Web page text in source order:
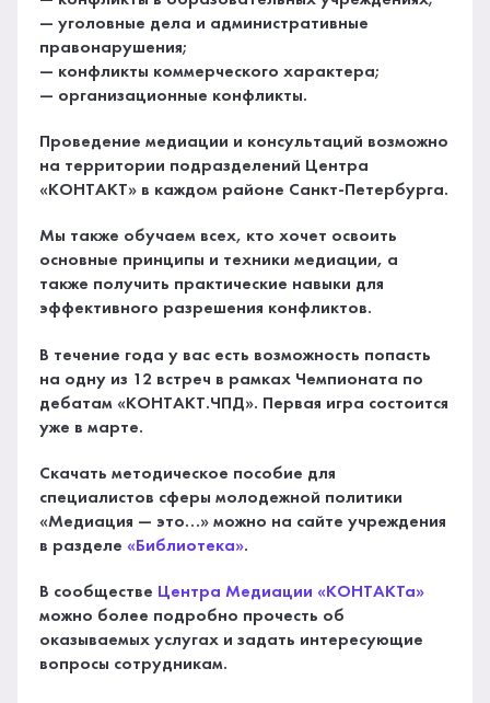
— уголовные дела и административные
правонарушения;
— конфликты коммерческого характера;
— организационные конфликты.
Проведение медиации и консультаций возможно
на территории подразделений Центра
«КОНТАКТ» в каждом районе Санкт-Петербурга.
Мы также обучаем всех, кто хочет освоить
основные принципы и техники медиации, а
также получить практические навыки для
эффективного разрешения конфликтов.
В течение года у вас есть возможность попасть
на одну из 12 встреч в рамках Чемпионата по
дебатам «КОНТАКТ.ЧПД». Первая игра состоится
уже в марте.
Скачать методическое пособие для
специалистов сферы молодежной политики
«Медиация — это…» можно на сайте учреждения
в разделе«Библиотека».
В сообществе Центра Медиации «КОНТАКТа»
можно более подробно прочесть об
оказываемых услугах и задать интересующие
вопросы сотрудникам.